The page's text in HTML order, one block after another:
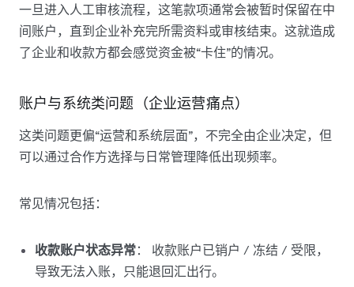
一旦进入人工审核流程，这笔款项通常会被暂时保留在中
间账户，直到企业补充完所需资料或审核结束。这就造成
了企业和收款方都会感觉资金被“卡住”的情况。
账户与系统类问题（企业运营痛点）
这类问题更偏“运营和系统层面”，不完全由企业决定，但
可以通过合作方选择与日常管理降低出现频率。
常见情况包括：
收款账户状态异常： 收款账户已销户 / 冻结 / 受限，
导致无法入账，只能退回汇出行。